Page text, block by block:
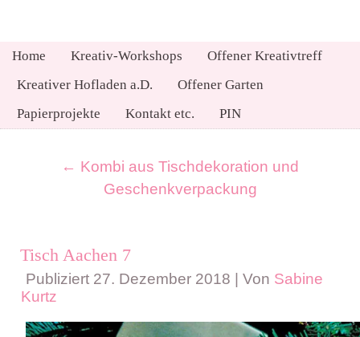
Home Kreativ-Workshops
Offener Kreativtreff
Kreativer Hofladen a.D.
Offener Garten
Papierprojekte
Kontakt etc. PIN
← Kombi aus Tischdekoration und
Geschenkverpackung
Tisch Aachen 7
Publiziert 27. Dezember 2018 Von Sabine
Kurtz